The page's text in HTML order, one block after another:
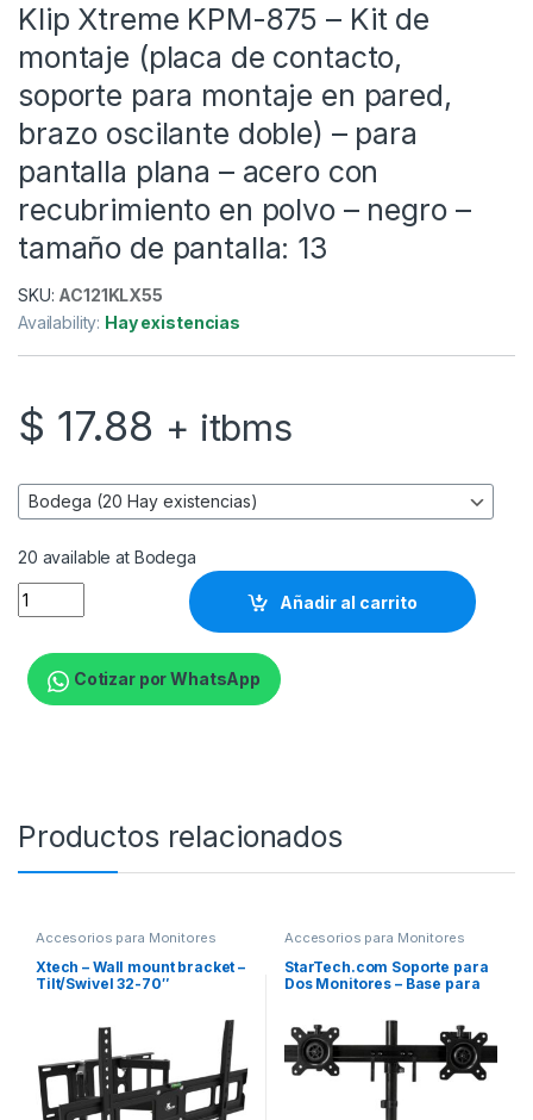
Klip Xtreme KPM-875 – Kit de
montaje (placa de contacto,
soporte para montaje en pared,
brazo oscilante doble) – para
pantalla plana – acero con
recubrimiento en polvo – negro –
tamaño de pantalla: 13
SKU: AC121KLX55
Availability: Hay existencias
$ 17.88 + itbms
20 available at Bodega
Klip Xtreme KPM-875 - Kit de montaje (placa de contacto,
Añadir al carrito
Cotizar por WhatsApp
Productos relacionados
Accesorios para Monitores
Xtech – Wall mount bracket –
Tilt/Swivel 32-70″
Accesorios para Monitores
StarTech.com Soporte para
Dos Monitores – Base para
ajustable – para pantalla
LCD – plástico, acero,
aluminio – negro – tamaño
de pantalla: 24″ – montable
en el soporte –